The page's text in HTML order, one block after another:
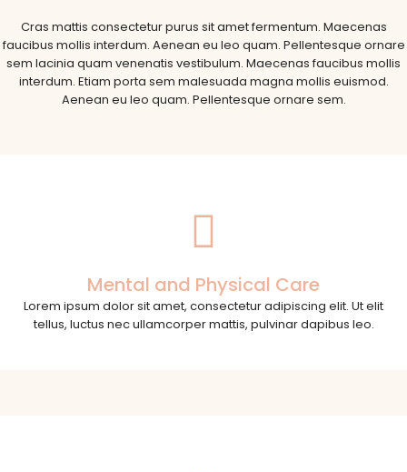
Cras mattis consectetur purus sit amet fermentum. Maecenas
faucibus mollis interdum. Aenean eu leo quam. Pellentesque ornare
sem lacinia quam venenatis vestibulum. Maecenas faucibus mollis
interdum. Etiam porta sem malesuada magna mollis euismod.
Aenean eu leo quam. Pellentesque ornare sem.
Mental and Physical Care
Lorem ipsum dolor sit amet, consectetur adipiscing elit. Ut elit
tellus, luctus nec ullamcorper mattis, pulvinar dapibus leo.